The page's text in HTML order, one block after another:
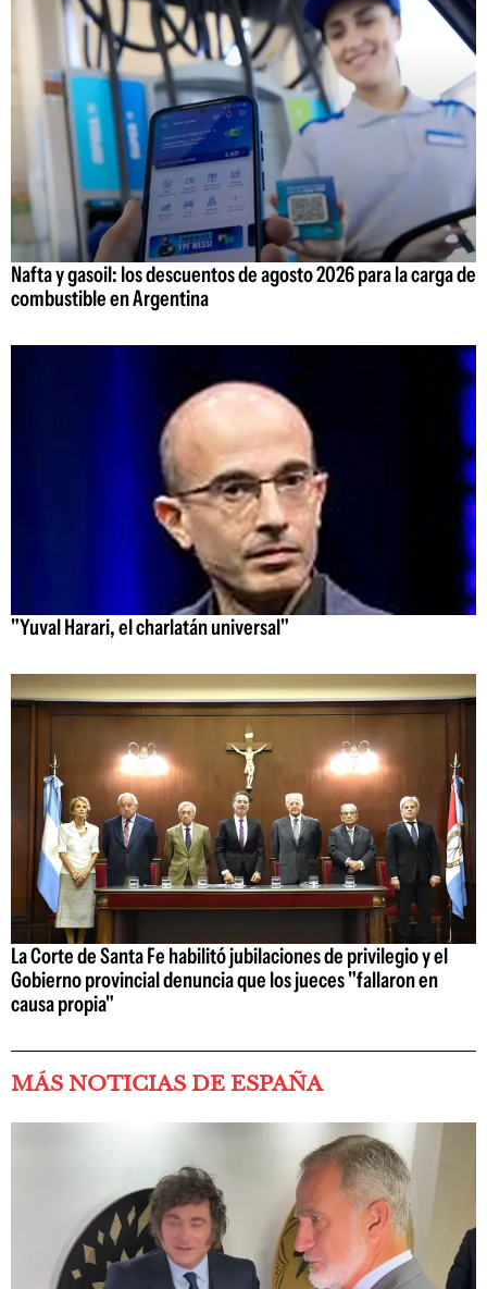
Nafta y gasoil: los descuentos de agosto 2026 para la carga de
combustible en Argentina
"Yuval Harari, el charlatán universal"
La Corte de Santa Fe habilitó jubilaciones de privilegio y el
Gobierno provincial denuncia que los jueces "fallaron en
causa propia"
MÁS NOTICIAS DE ESPAÑA